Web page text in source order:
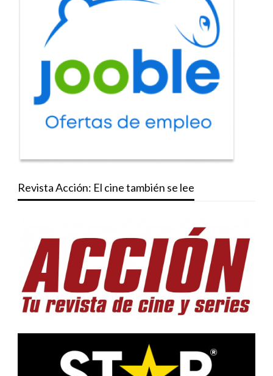
Revista Acción: El cine también se lee